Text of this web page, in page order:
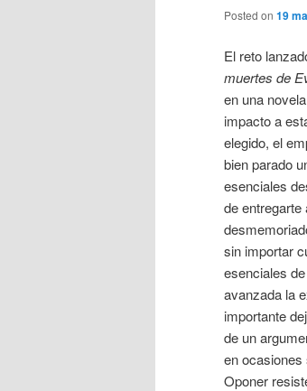
Posted on 19
El reto
muertes de
en una
impacto a
elegido, el
bien parado
esenciales
de entregarte
sin importar
esenciales
avanzada la
importante
de un
en ocasiones
Oponer